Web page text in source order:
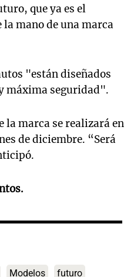
que ya es el
la mano de una marca
"están diseñados
máxima seguridad".
la marca se realizará en
de diciembre. “Será
Modelos futuro